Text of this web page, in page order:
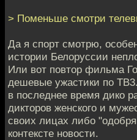
> Поменьше смотри
Да я спорт смотрю,
истории Белоруссии
Или вот повтор фильма
дешевые ужастики по
в последнее время дико
дикторов женского и
своих лицах либо
контексте новости.